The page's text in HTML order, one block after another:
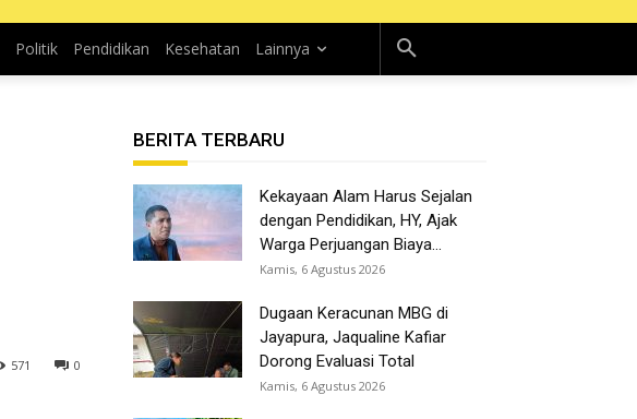
Politik Pendidikan Kesehatan Lainnya
0
571
BERITA TERBARU
Kekayaan Alam Harus Sejalan
dengan Pendidikan, HY, Ajak
Warga Perjuangan Biaya...
Kamis, 6 Agustus 2026
Dugaan Keracunan MBG di
Jayapura, Jaqualine Kafiar
Dorong Evaluasi Total
Kamis, 6 Agustus 2026